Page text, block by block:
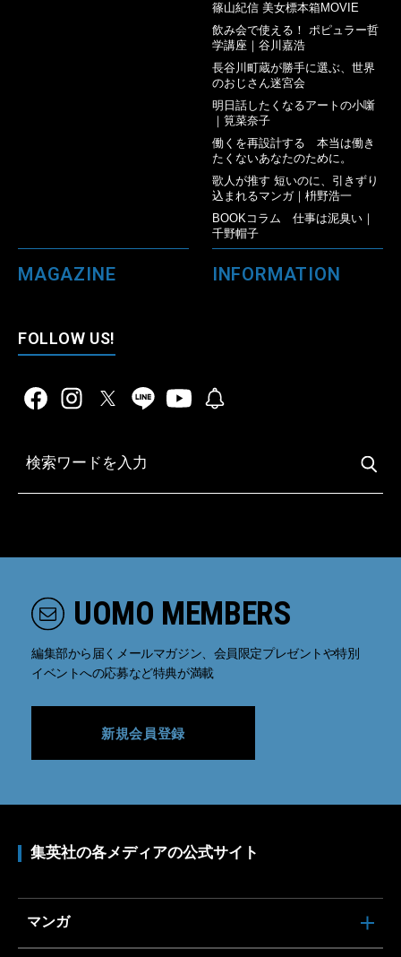
篠山紀信 美女標本箱MOVIE
飲み会で使える！ ポピュラー哲
学講座｜谷川嘉浩
長谷川町蔵が勝手に選ぶ、世界
のおじさん迷宮会
明日話したくなるアートの小噺
｜筧菜奈子
働くを再設計する 本当は働き
たくないあなたのために。
歌人が推す 短いのに、引きずり
込まれるマンガ｜枡野浩一
BOOKコラム 仕事は泥臭い｜
千野帽子
MAGAZINE INFORMATION
FOLLOW US!
UOMO MEMBERS
編集部から届くメールマガジン、会員限定プレゼントや特別
イベントへの応募など特典が満載
新規会員登録
集英社の各メディアの公式サイト
マンガ